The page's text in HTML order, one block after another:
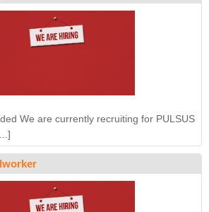
We are currently recruiting for PULSUS